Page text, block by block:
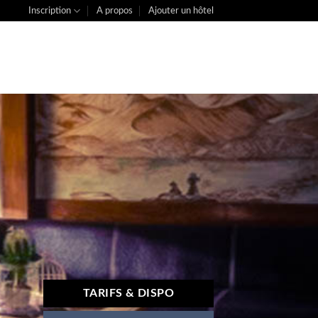
Inscription A propos Ajouter un hôtel
TARIFS & DISPO